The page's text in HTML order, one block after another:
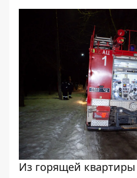
Из горящей квартиры